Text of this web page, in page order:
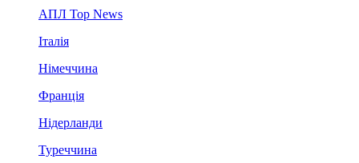
АПЛ Top News
Італія
Німеччина
Франція
Нідерланди
Туреччина